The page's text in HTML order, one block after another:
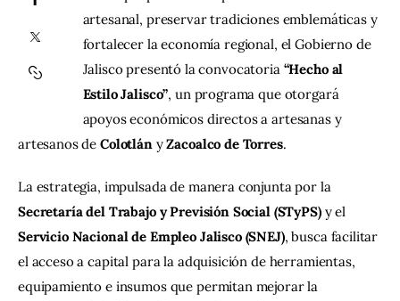
Contacto
artesanal, preservar tradiciones emblemáticas y
fortalecer la economía regional, el Gobierno de
Jalisco presentó la convocatoria “Hecho al
Estilo Jalisco”, un programa que otorgará
apoyos económicos directos a artesanas y
artesanos de Colotlán y Zacoalco de Torres.
La estrategia, impulsada de manera conjunta por la
Secretaría del Trabajo y Previsión Social (STyPS) y el
Servicio Nacional de Empleo Jalisco (SNEJ), busca facilitar
el acceso a capital para la adquisición de herramientas,
equipamiento e insumos que permitan mejorar la